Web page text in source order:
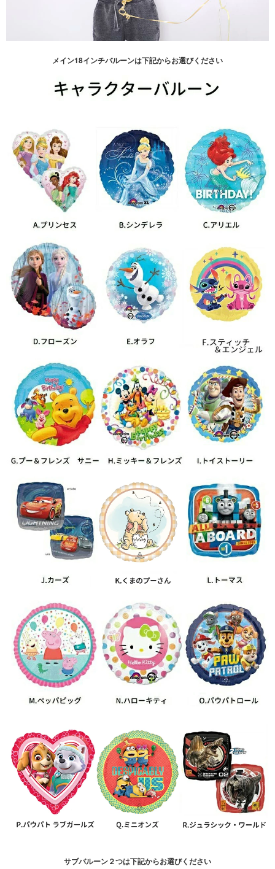
メイン18インチバルーンは下記からお選びください
サブバルーン２つは下記からお選びください